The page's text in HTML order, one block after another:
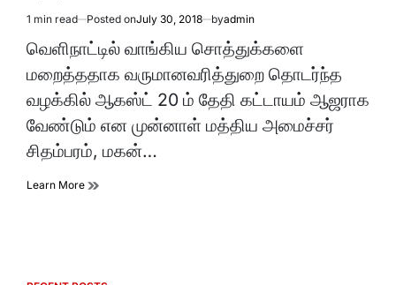
Estimated
read
time
1 min read Posted onJuly 30, 2018 byadmin
வெளிநாட்டில் வாங்கிய சொத்துக்களை
மறைத்ததாக வருமானவரித்துறை தொடர்ந்த
வழக்கில் ஆகஸ்ட் 20 ம் தேதி கட்டாயம் ஆஜராக
வேண்டும் என முன்னாள் மத்திய அமைச்சர்
சிதம்பரம், மகன்…
Learn More